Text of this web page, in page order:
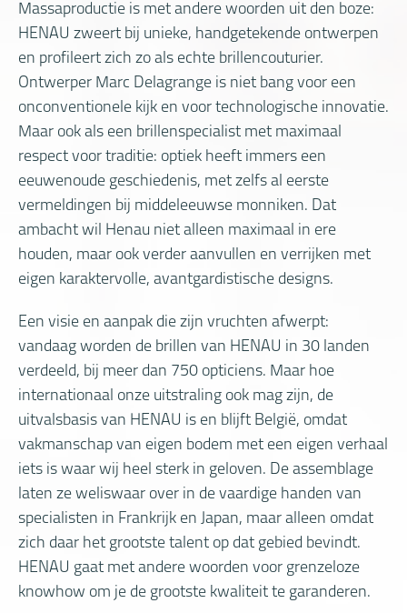
Massaproductie is met andere woorden uit den boze:
HENAU zweert bij unieke, handgetekende ontwerpen
en profileert zich zo als echte brillencouturier.
Ontwerper Marc Delagrange is niet bang voor een
onconventionele kijk en voor technologische innovatie.
Maar ook als een brillenspecialist met maximaal
respect voor traditie: optiek heeft immers een
eeuwenoude geschiedenis, met zelfs al eerste
vermeldingen bij middeleeuwse monniken. Dat
ambacht wil Henau niet alleen maximaal in ere
houden, maar ook verder aanvullen en verrijken met
eigen karaktervolle, avantgardistische designs.
Een visie en aanpak die zijn vruchten afwerpt:
vandaag worden de brillen van HENAU in 30 landen
verdeeld, bij meer dan 750 opticiens. Maar hoe
internationaal onze uitstraling ook mag zijn, de
uitvalsbasis van HENAU is en blijft België, omdat
vakmanschap van eigen bodem met een eigen verhaal
iets is waar wij heel sterk in geloven. De assemblage
laten ze weliswaar over in de vaardige handen van
specialisten in Frankrijk en Japan, maar alleen omdat
zich daar het grootste talent op dat gebied bevindt.
HENAU gaat met andere woorden voor grenzeloze
knowhow om je de grootste kwaliteit te garanderen.